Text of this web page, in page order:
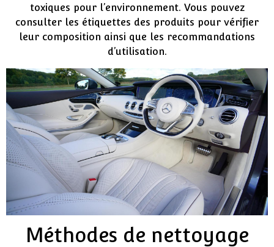
toxiques pour l’environnement. Vous pouvez
consulter les étiquettes des produits pour vérifier
leur composition ainsi que les recommandations
d’utilisation.
Méthodes de nettoyage